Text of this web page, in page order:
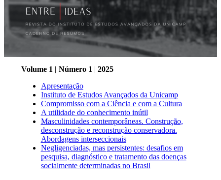
Volume 1 | Número 1 | 2025
Apresentação
Instituto de Estudos Avançados da Unicamp
Compromisso com a Ciência e com a Cultura
A utilidade do conhecimento inútil
Masculinidades contemporâneas. Construção,
desconstrução e reconstrução conservadora.
Abordagens interseccionais
Negligenciadas, mas persistentes: desafios em
pesquisa, diagnóstico e tratamento das doenças
socialmente determinadas no Brasil